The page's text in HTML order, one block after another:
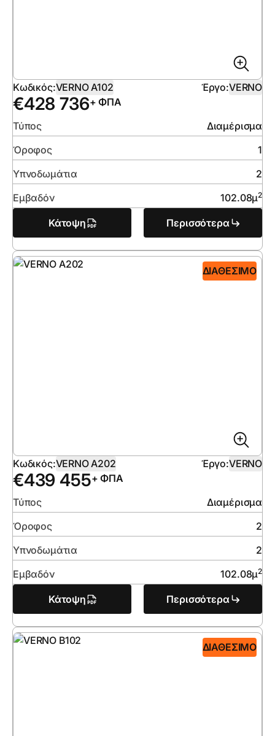
Κωδικός:VERNO A102 Έργο:VERNO
€428 736+ ΦΠΑ
Τύπος
Διαμέρισμα
Όροφος
1
Υπνοδωμάτια
2
Εμβαδόν
102.08μ2
Κάτοψη Περισσότερα
ΔΙΑΘΈΣΙΜΟ
Κωδικός:VERNO A202 Έργο:VERNO
€439 455+ ΦΠΑ
Τύπος
Διαμέρισμα
Όροφος
2
Υπνοδωμάτια
2
Εμβαδόν
102.08μ2
Κάτοψη Περισσότερα
ΔΙΑΘΈΣΙΜΟ